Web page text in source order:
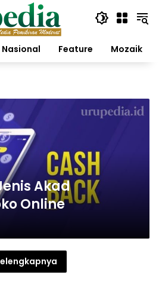
Nasional Feature Mozaik
Akad
Online